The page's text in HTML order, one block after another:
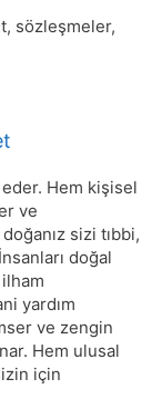
sözleşmeler,
eder. Hem kişisel
ve
sizi tıbbi,
doğal
yardım
ve zengin
Hem ulusal
için